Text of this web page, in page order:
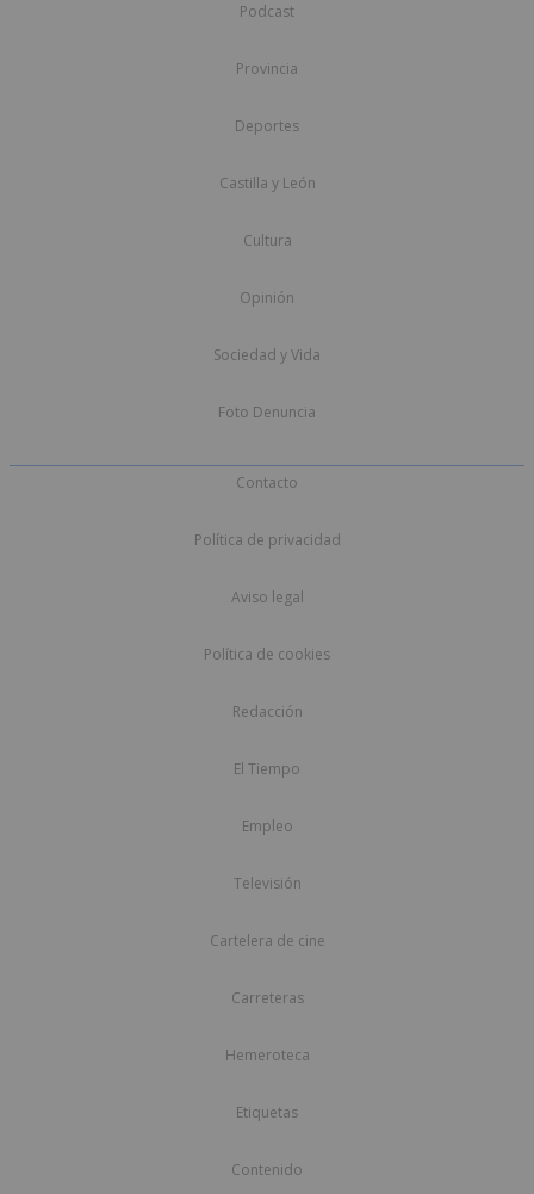
Podcast
Provincia
Deportes
Castilla y León
Cultura
Opinión
Sociedad y Vida
Foto Denuncia
Contacto
Política de privacidad
Aviso legal
Política de cookies
Redacción
El Tiempo
Empleo
Televisión
Cartelera de cine
Carreteras
Hemeroteca
Etiquetas
Contenido